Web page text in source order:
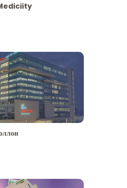
дидан